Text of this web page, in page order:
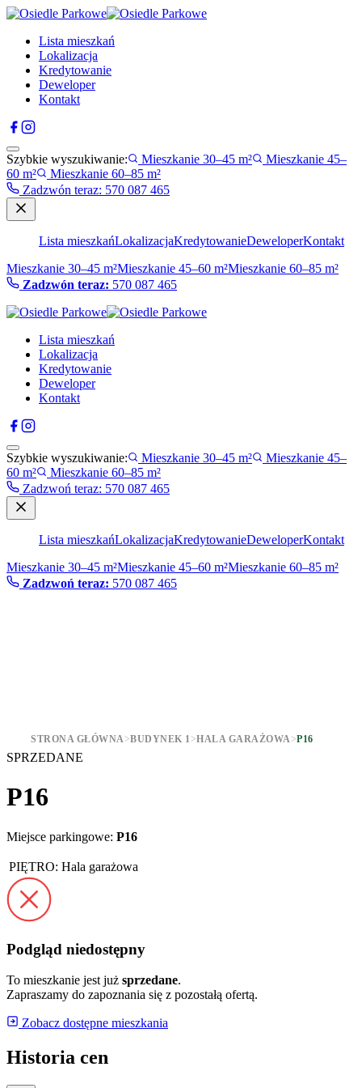
Lista mieszkań
Lokalizacja
Kredytowanie
Deweloper
Kontakt
Szybkie wyszukiwanie: Mieszkanie 30–45 m²
Mieszkanie 45–
60 m²
Mieszkanie 60–85 m²
Zadzwón teraz: 570 087 465
Lista mieszkańLokalizacjaKredytowanieDeweloperKontakt
Mieszkanie 30–45 m²Mieszkanie 45–60 m²Mieszkanie 60–85 m²
Zadzwón teraz: 570 087 465
Lista mieszkań
Lokalizacja
Kredytowanie
Deweloper
Kontakt
Szybkie wyszukiwanie: Mieszkanie 30–45 m²
Mieszkanie 45–
60 m²
Mieszkanie 60–85 m²
Zadzwoń teraz: 570 087 465
Lista mieszkańLokalizacjaKredytowanieDeweloperKontakt
Mieszkanie 30–45 m²Mieszkanie 45–60 m²Mieszkanie 60–85 m²
Zadzwoń teraz: 570 087 465
STRONA GŁÓWNA>BUDYNEK 1 >HALA GARAŻOWA>P16
SPRZEDANE
P16
Miejsce parkingowe: P16
PIĘTRO: Hala garażowa
Podgląd niedostępny
To mieszkanie jest już sprzedane.
Zapraszamy do zapoznania się z pozostałą ofertą.
Zobacz dostępne mieszkania
Historia cen